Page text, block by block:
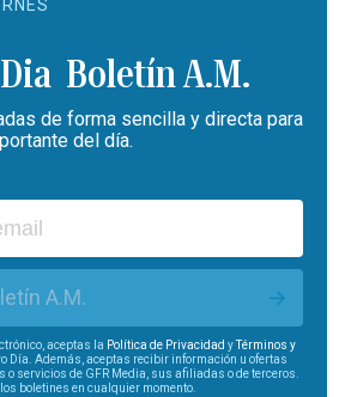
Boletín A.M.
de forma sencilla y directa para
del día.
A.M.
aceptas la Política de Privacidad yTérminos y
Día. Además, aceptas recibir información u ofertas
o servicios de GFR Media, sus afiliadas o de terceros.
boletines en cualquier momento.